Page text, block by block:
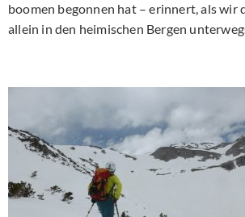
boomen begonnen hat – erinnert, als wir
allein in den heimischen Bergen